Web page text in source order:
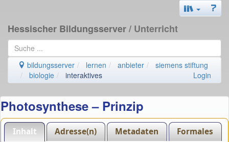
Hessischer Bildungsserver/ Unterricht
bildungsserver lernen anbieter
siemens stiftung
biologie
interaktives Login
Photosynthese – Prinzip
Inhalt Adresse(n) Metadaten Formales